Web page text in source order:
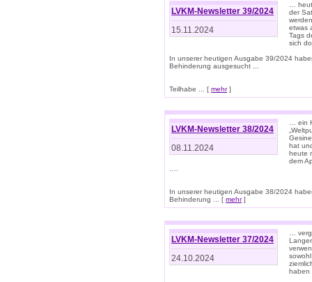
LVKM-Newsletter 39/2024
15.11.2024
…
der
etwas
Tags
sich
In unserer heutigen Ausgabe 39/2024
Behinderung ausgesucht ...
Teilhabe ... [ mehr]
LVKM-Newsletter 38/2024
08.11.2024
… ein
hat
heute
dem
In unserer heutigen Ausgabe 38/2024
Behinderung ... [ mehr]
LVKM-Newsletter 37/2024
24.10.2024
…